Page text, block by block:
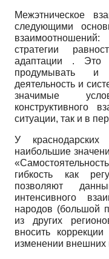
Межэтническое
следующими
стратегии
адаптации . Это
продумывать и
деятельность и
значимые
конструктивного
ситуации, так и в
У краснодарских
наибольшие
гибкость как
позволяют
интенсивного
народов (большой
из других
вносить
изменении внешних